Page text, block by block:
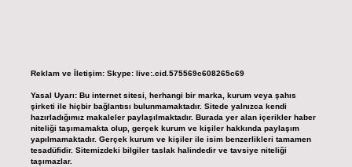
Reklam ve İletişim: Skype: live:.cid.575569c608265c69
Yasal Uyarı: Bu internet sitesi, herhangi bir marka, kurum veya şahıs
şirketi ile hiçbir bağlantısı bulunmamaktadır. Sitede yalnızca kendi
hazırladığımız makaleler paylaşılmaktadır. Burada yer alan içerikler haber
niteliği taşımamakta olup, gerçek kurum ve kişiler hakkında paylaşım
yapılmamaktadır. Gerçek kurum ve kişiler ile isim benzerlikleri tamamen
tesadüfidir. Sitemizdeki bilgiler taslak halindedir ve tavsiye niteliği
taşımazlar.